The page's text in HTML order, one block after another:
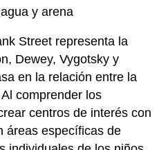
y arena
Street representa la
Dewey, Vygotsky y
en la relación entre la
comprender los
centros de interés con
áreas específicas de